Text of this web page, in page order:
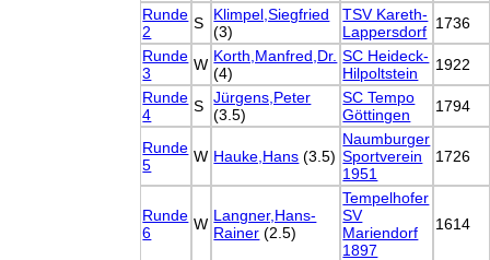
Runde
2
S
Klimpel,Siegfried
(3)
TSV Kareth-
Lappersdorf 1736
Runde
3
W Korth,Manfred,Dr.
(4)
SC Heideck-
Hilpoltstein
1922
Runde
4
S Jürgens,Peter
(3.5)
SC Tempo
Göttingen
1794
Runde
5
W Hauke,Hans (3.5)
Naumburger
Sportverein
1951
1726
Runde
6
W Langner,Hans-
Rainer (2.5)
Tempelhofer
SV
Mariendorf
1897
1614